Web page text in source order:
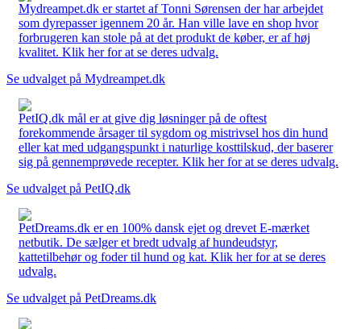
Mydreampet.dk er startet af Tonni Sørensen der har arbejdet
som dyrepasser igennem 20 år. Han ville lave en shop hvor
forbrugeren kan stole på at det produkt de køber, er af høj
kvalitet. Klik her for at se deres udvalg.
Se udvalget på Mydreampet.dk
PetIQ.dk mål er at give dig løsninger på de oftest
forekommende årsager til sygdom og mistrivsel hos din hund
eller kat med udgangspunkt i naturlige kosttilskud, der baserer
sig på gennemprøvede recepter. Klik her for at se deres udvalg.
Se udvalget på PetIQ.dk
PetDreams.dk er en 100% dansk ejet og drevet E-mærket
netbutik. De sælger et bredt udvalg af hundeudstyr,
kattetilbehør og foder til hund og kat. Klik her for at se deres
udvalg.
Se udvalget på PetDreams.dk